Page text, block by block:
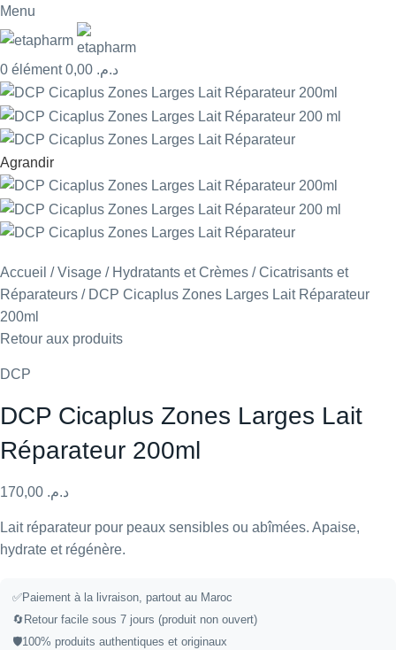
Menu
0 élément د.م.
Agrandir
Accueil Visage Hydratants et Crèmes
Cicatrisants et
Réparateurs
DCP Cicaplus Zones Larges Lait Réparateur
200ml
Retour aux produits
DCP
DCP Cicaplus Zones Larges Lait
Réparateur 200ml
د.م.
Lait réparateur pour peaux sensibles ou abîmées. Apaise,
hydrate et régénère.
✅Paiement à la livraison, partout au Maroc
🔄 Retour facile sous 7 jours (produit non ouvert)
🛡️100% produits authentiques et originaux